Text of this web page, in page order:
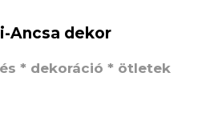
Ancsa dekor
* dekoráció * ötletek